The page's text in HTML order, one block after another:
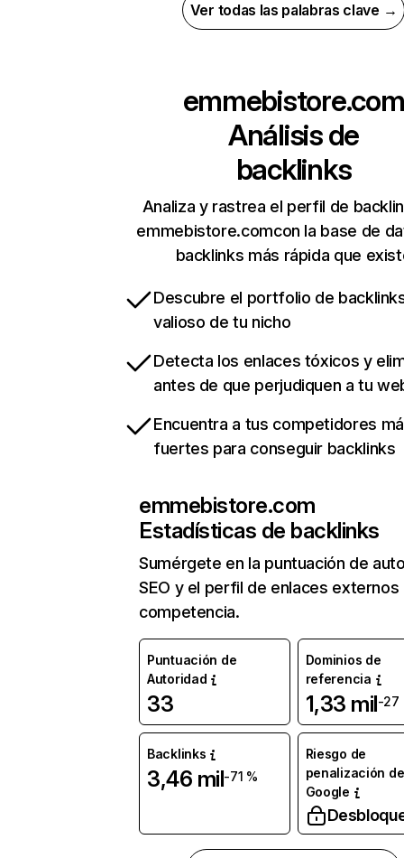
Ver todas las palabras clave →
emmebistore.com
Análisis de
backlinks
Analiza y rastrea el perfil de
emmebistore.comcon la base de
backlinks más rápida que
Descubre el portfolio de
valioso de tu nicho
Detecta los enlaces tóxicos y
antes de que perjudiquen a tu
Encuentra a tus competidores
fuertes para conseguir backlinks
emmebistore.com
Estadísticas de backlinks
Sumérgete en la puntuación de
SEO y el perfil de enlaces externos
competencia.
Puntuación de
Autoridad
33
Dominios de
referencia
1,33 mil-27
Backlinks
3,46 mil-71 %
Riesgo de
penalización de
Google